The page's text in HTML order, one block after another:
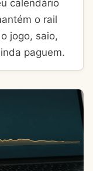
calendário
o rail
jogo, saio,
paguem.